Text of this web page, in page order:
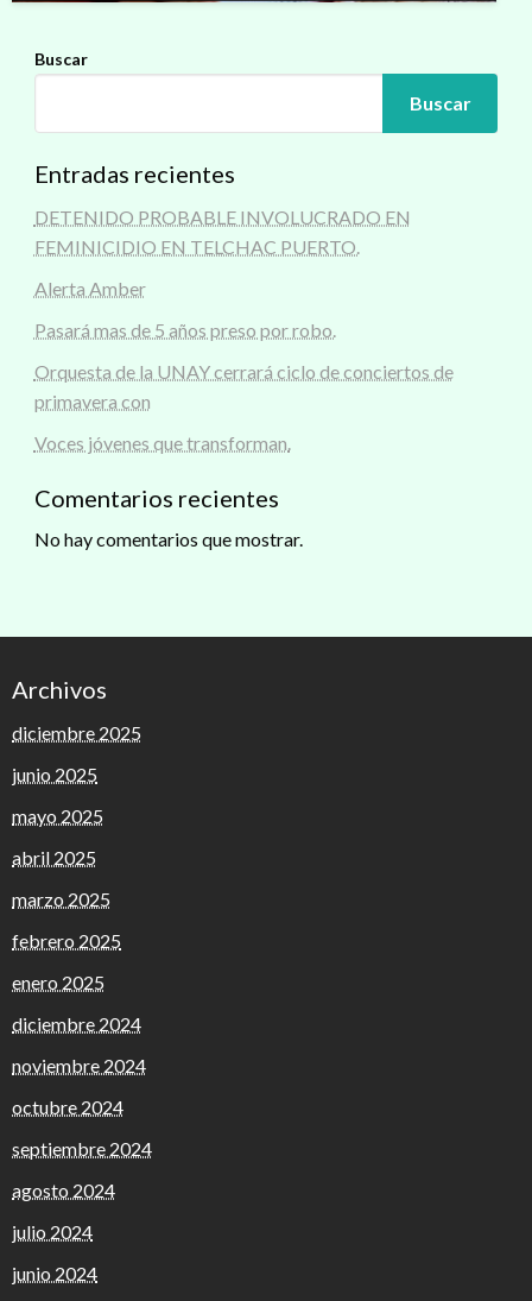
Buscar
Buscar
Entradas recientes
DETENIDO PROBABLE INVOLUCRADO EN
FEMINICIDIO EN TELCHAC PUERTO.
Alerta Amber
Pasará mas de 5 años preso por robo.
Orquesta de la UNAY cerrará ciclo de conciertos de
primavera con
Voces jóvenes que transforman.
Comentarios recientes
No hay comentarios que mostrar.
Archivos
diciembre 2025
junio 2025
mayo 2025
abril 2025
marzo 2025
febrero 2025
enero 2025
diciembre 2024
noviembre 2024
octubre 2024
septiembre 2024
agosto 2024
julio 2024
junio 2024